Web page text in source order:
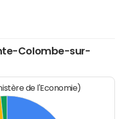
Colombe-sur-
de l'Economie)